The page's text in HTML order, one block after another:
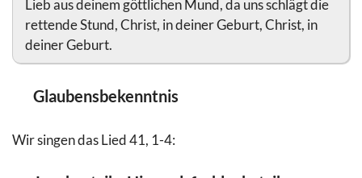
Lieb aus deinem göttlichen Mund, da uns schlägt die
rettende Stund, Christ, in deiner Geburt, Christ, in
deiner Geburt.
Glaubensbekenntnis
Wir singen das Lied 41, 1-4: